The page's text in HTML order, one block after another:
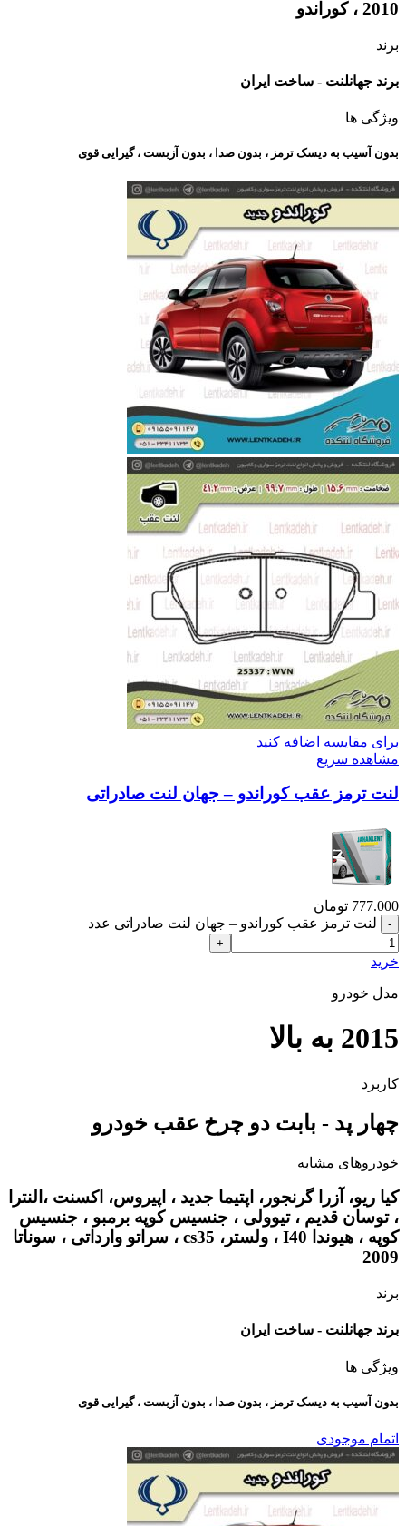
2010 ، کوراندو
برند
برند جهانلنت - ساخت ایران
ویژگی ها
بدون آسیب به دیسک ترمز ، بدون صدا ، بدون آزبست ، گیرایی قوی​
برای مقایسه اضافه کنید
مشاهده سریع
لنت ترمز عقب کوراندو – جهان لنت صادراتی
777.000 تومان
لنت ترمز عقب کوراندو – جهان لنت صادراتی عدد
خرید
مدل خودرو
2015 به بالا
کاربرد
چهار پد - بابت دو چرخ عقب خودرو
خودروهای مشابه
کیا ریو، آزرا گرنجور، اپتیما جدید ، اپیروس، اکسنت ،النترا
، توسان قدیم ، تیوولی ، جنسیس کوپه برمبو ، جنسیس
کوپه ، هیوندا I40 ، ولستر، cs35 ، سراتو وارداتی ، سوناتا
2009
برند
برند جهانلنت - ساخت ایران
ویژگی ها
بدون آسیب به دیسک ترمز ، بدون صدا ، بدون آزبست ، گیرایی قوی​
اتمام موجودی